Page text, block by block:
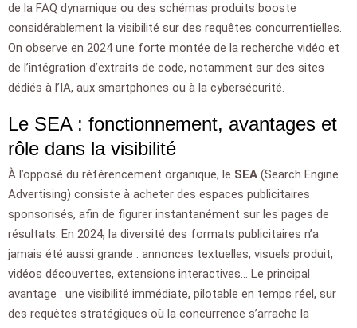
de la FAQ dynamique ou des schémas produits booste
considérablement la visibilité sur des requêtes concurrentielles.
On observe en 2024 une forte montée de la recherche vidéo et
de l’intégration d’extraits de code, notamment sur des sites
dédiés à l’IA, aux smartphones ou à la cybersécurité.
Le SEA : fonctionnement, avantages et
rôle dans la visibilité
À l’opposé du référencement organique, le SEA (Search Engine
Advertising) consiste à acheter des espaces publicitaires
sponsorisés, afin de figurer instantanément sur les pages de
résultats. En 2024, la diversité des formats publicitaires n’a
jamais été aussi grande : annonces textuelles, visuels produit,
vidéos découvertes, extensions interactives… Le principal
avantage : une visibilité immédiate, pilotable en temps réel, sur
des requêtes stratégiques où la concurrence s’arrache la